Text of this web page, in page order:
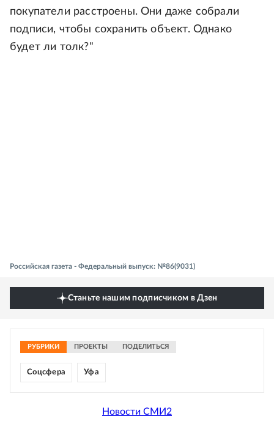
покупатели расстроены. Они даже собрали
подписи, чтобы сохранить объект. Однако
будет ли толк?"
Российская газета - Федеральный выпуск: №86(9031)
Станьте нашим подписчиком в Дзен
РУБРИКИ ПРОЕКТЫ ПОДЕЛИТЬСЯ
Соцсфера Уфа
Новости СМИ2